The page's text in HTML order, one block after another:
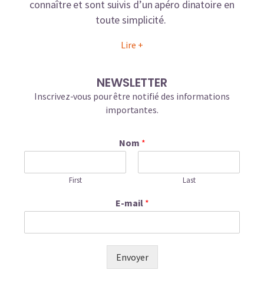
connaître et sont suivis d’un apéro dinatoire en
toute simplicité.
Lire +
NEWSLETTER
Inscrivez-vous pour être notifié des informations
importantes.
Nom *
First Last
E-mail *
Envoyer